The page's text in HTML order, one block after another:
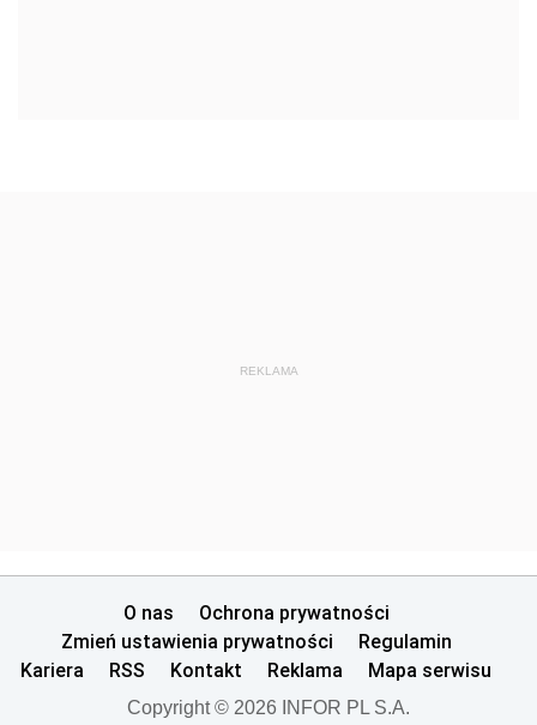
REKLAMA
O nas
Ochrona prywatności
Zmień ustawienia prywatności
Regulamin
Kariera
RSS Kontakt Reklama Mapa serwisu
Copyright © 2026 INFOR PL S.A.